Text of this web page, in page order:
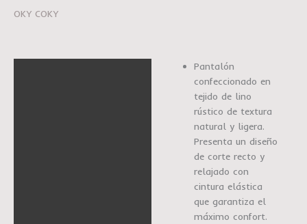
OKY COKY
Pantalón
confeccionado en
tejido de lino
rústico de textura
natural y ligera.
Presenta un diseño
de corte recto y
relajado con
cintura elástica
que garantiza el
máximo confort.